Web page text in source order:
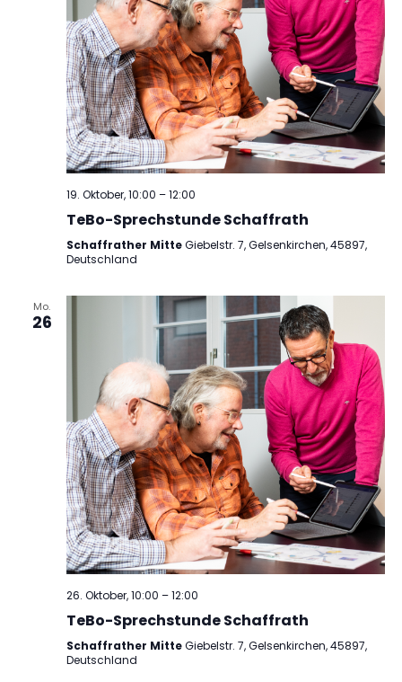
19. Oktober, 10:00 –12:00
TeBo-Sprechstunde Schaffrath
Schaffrather MitteGiebelstr. 7, Gelsenkirchen, 45897,
Deutschland
Mo.
26
26. Oktober, 10:00 –12:00
TeBo-Sprechstunde Schaffrath
Schaffrather MitteGiebelstr. 7, Gelsenkirchen, 45897,
Deutschland